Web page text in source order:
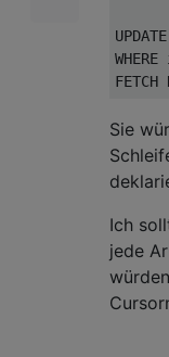
UPDATE
WHERE
FETCH
Sie
Ich
jede